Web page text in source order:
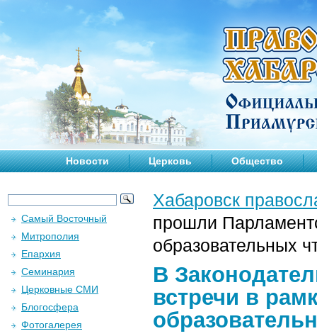
Новости Церковь Общество
Хабаровск
прошли
образовательных
В
встречи в
Самый Восточный
Митрополия
Епархия
Семинария
Церковные СМИ
Блогосфера
Фотогалерея